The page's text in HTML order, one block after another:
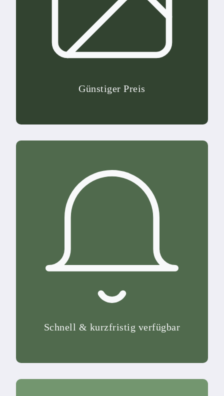
Günstiger Preis
Schnell & kurzfristig verfügbar